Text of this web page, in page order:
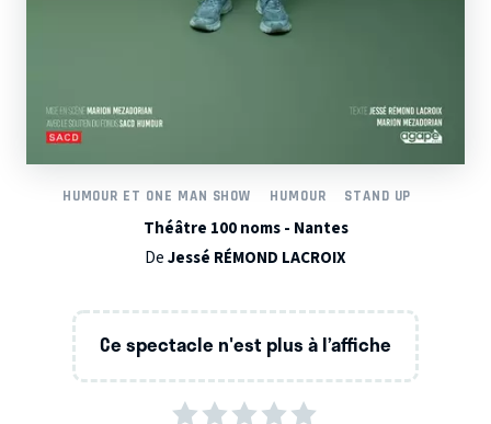
HUMOUR ET ONE MAN SHOW HUMOUR STAND UP
Théâtre 100 noms - Nantes
DeJessé RÉMOND LACROIX
Ce spectacle n'est plus à l’affiche